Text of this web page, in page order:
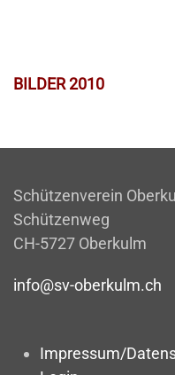
BILDER 2010
Schützenverein
Schützenweg
CH-5727 Oberkulm
info@sv-oberkulm.ch
Impressum/